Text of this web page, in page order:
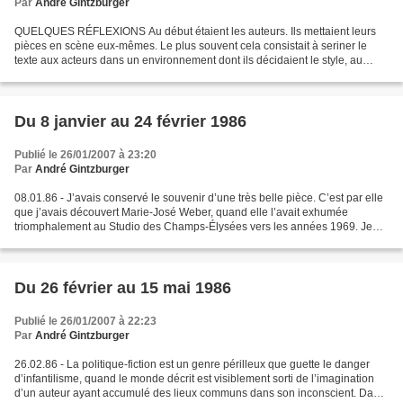
Par André Gintzburger
QUELQUES RÉFLEXIONS Au début étaient les auteurs. Ils mettaient leurs
pièces en scène eux-mêmes. Le plus souvent cela consistait à seriner le
texte aux acteurs dans un environnement dont ils décidaient le style, au
Du 8 janvier au 24 février 1986
Publié le 26/01/2007 à 23:20
Par André Gintzburger
08.01.86 - J’avais conservé le souvenir d’une très belle pièce. C’est par elle
que j’avais découvert Marie-José Weber, quand elle l’avait exhumée
triomphalement au Studio des Champs-Élysées vers les années 1969. Je
Du 26 février au 15 mai 1986
Publié le 26/01/2007 à 22:23
Par André Gintzburger
26.02.86 - La politique-fiction est un genre périlleux que guette le danger
d’infantilisme, quand le monde décrit est visiblement sorti de l’imagination
d’un auteur ayant accumulé des lieux communs dans son inconscient. Dans